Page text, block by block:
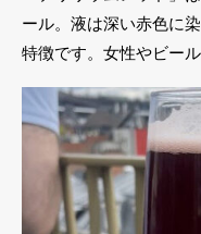
ール。液は深い赤色に
特徴です。女性やビー